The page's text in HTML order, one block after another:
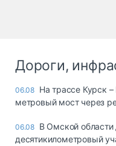
Дороги,
06.08 На трассе Курск
метровый мост через
06.08 В Омской
десятикилометровый